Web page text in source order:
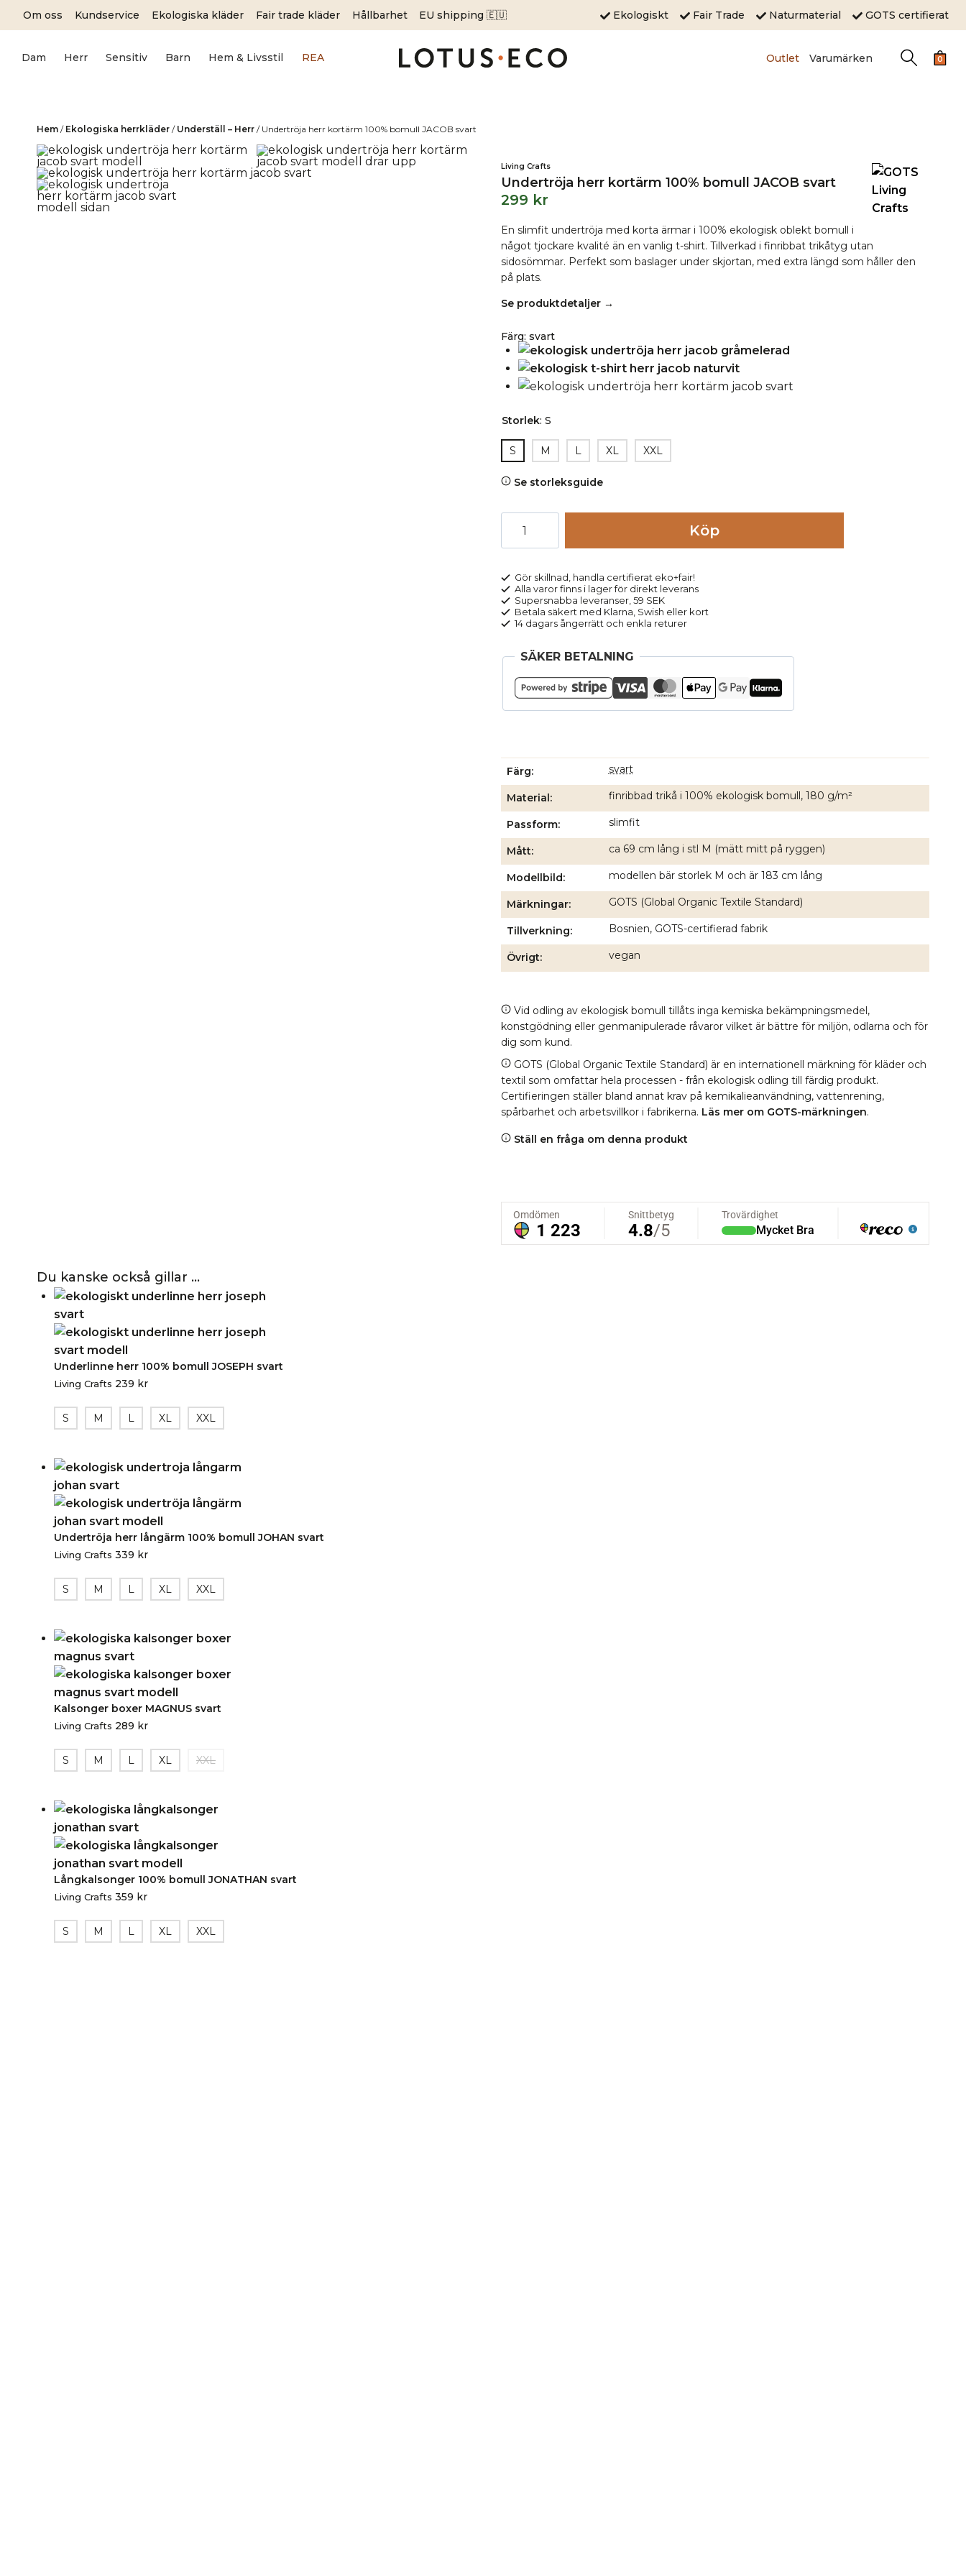
Om oss Kundservice Ekologiska kläder Fair trade kläder Hållbarhet EU shipping 🇪🇺 Ekologiskt Fair Trade Naturmaterial GOTS certifierat
Dam Herr Sensitiv Barn Hem & Livsstil REA Outlet Varumärken 0
Hem / Ekologiska herrkläder / Underställ – Herr / Undertröja herr kortärm 100% bomull JACOB svart
Living Crafts
Undertröja herr kortärm 100% bomull JACOB svart
299 kr
En slimfit undertröja med korta ärmar i 100% ekologisk oblekt bomull i
något tjockare kvalité än en vanlig t-shirt. Tillverkad i finribbat trikåtyg utan
sidosömmar. Perfekt som baslager under skjortan, med extra längd som håller den
på plats.
Se produktdetaljer →
Färg: svart
Storlek: S
S M L XL XXL
Se storleksguide
herr
100%
bomull
JACOB
svart
mängd
Köp
Gör skillnad, handla certifierat eko+fair!
Alla varor finns i lager för direkt leverans
Supersnabba leveranser, 59 SEK
Betala säkert med Klarna, Swish eller kort
14 dagars ångerrätt och enkla returer
SÄKER BETALNING
Färg svart
Material finribbad trikå i 100% ekologisk bomull, 180 g/m²
Passform slimfit
Mått ca 69 cm lång i stl M (mätt mitt på ryggen)
Modellbild modellen bär storlek M och är 183 cm lång
Märkningar GOTS (Global Organic Textile Standard)
Tillverkning Bosnien, GOTS-certifierad fabrik
Övrigt vegan
Vid odling av ekologisk bomull tillåts inga kemiska bekämpningsmedel,
konstgödning eller genmanipulerade råvaror vilket är bättre för miljön, odlarna och för
dig som kund.
GOTS (Global Organic Textile Standard) är en internationell märkning för kläder och
textil som omfattar hela processen - från ekologisk odling till färdig produkt.
Certifieringen ställer bland annat krav på kemikalieanvändning, vattenrening,
spårbarhet och arbetsvillkor i fabrikerna. Läs mer om GOTS-märkningen.
Ställ en fråga om denna produkt
Du kanske också gillar …
Underlinne herr 100% bomull JOSEPH svart
Living Crafts 239 kr
S M L XL XXL
Undertröja herr långärm 100% bomull JOHAN svart
Living Crafts 339 kr
S M L XL XXL
Kalsonger boxer MAGNUS svart
Living Crafts 289 kr
S M L XL XXL
Långkalsonger 100% bomull JONATHAN svart
Living Crafts 359 kr
S M L XL XXL